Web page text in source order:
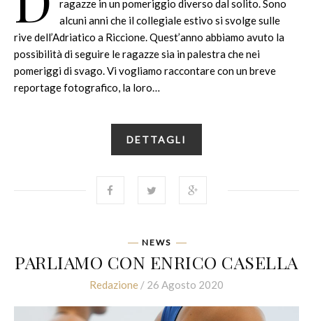
ragazze in un pomeriggio diverso dal solito. Sono
alcuni anni che il collegiale estivo si svolge sulle
rive dell’Adriatico a Riccione. Quest’anno abbiamo avuto la
possibilità di seguire le ragazze sia in palestra che nei
pomeriggi di svago. Vi vogliamo raccontare con un breve
reportage fotografico, la loro…
DETTAGLI
NEWS
PARLIAMO CON ENRICO CASELLA
Redazione / 26 Agosto 2020